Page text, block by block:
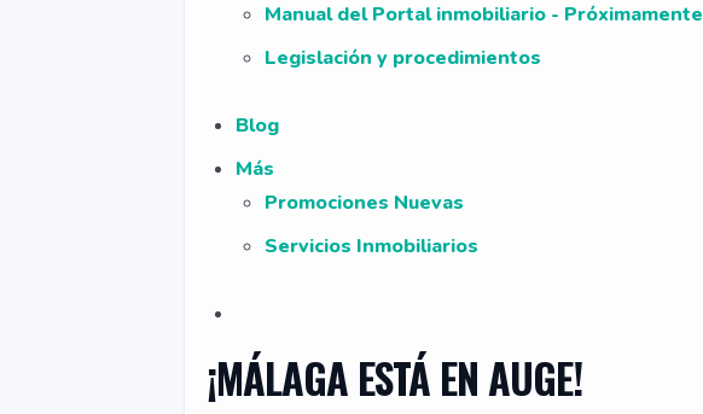
Manual del Portal inmobiliario - Próximamente
Legislación y procedimientos
Blog
Más
Promociones Nuevas
Servicios Inmobiliarios
¡MÁLAGA ESTÁ EN AUGE!